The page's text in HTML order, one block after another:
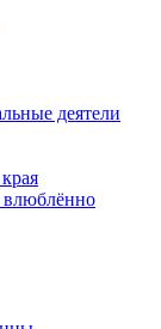
деятели